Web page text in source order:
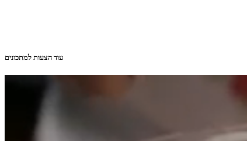
עוד הצעות למתכונים